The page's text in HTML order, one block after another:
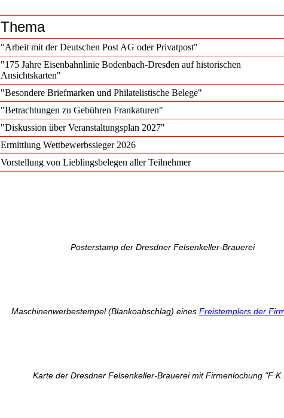
Thema
"Arbeit mit der Deutschen Post AG oder Privatpost"
"175 Jahre Eisenbahnlinie Bodenbach-Dresden auf historischen
Ansichtskarten"
"Besondere Briefmarken und Philatelistische Belege"
"Betrachtungen zu Gebühren Frankaturen"
"Diskussion über Veranstaltungsplan 2027"
Ermittlung Wettbewerbssieger 2026
Vorstellung von Lieblingsbelegen aller Teilnehmer
Posterstamp der Dresdner Felsenkeller-Brauerei
Maschinenwerbestempel (Blankoabschlag) eines Freistemplers der
Karte der Dresdner Felsenkeller-Brauerei mit Firmenlochung "F K